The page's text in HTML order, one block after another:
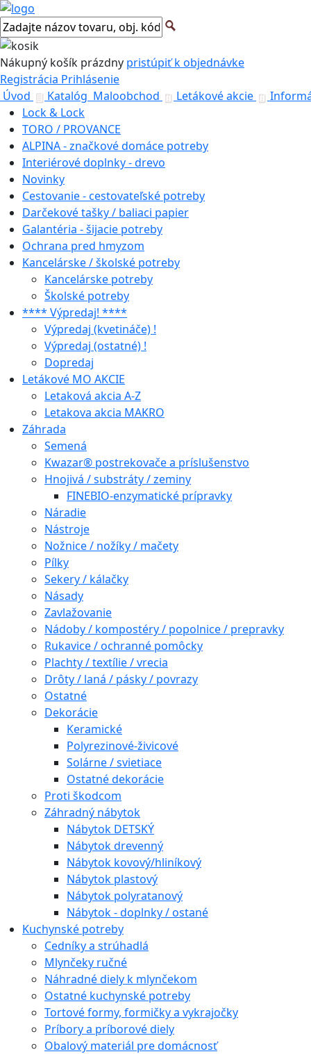
Nákupný košík prázdny pristúpiť k objednávke
Registrácia Prihlásenie
Úvod
Katalóg Maloobchod Letákové akcie
Lock & Lock
TORO / PROVANCE
ALPINA - značkové domáce potreby
Interiérové doplnky - drevo
Novinky
Cestovanie - cestovateľské potreby
Darčekové tašky / baliaci papier
Galantéria - šijacie potreby
Ochrana pred hmyzom
Kancelárske / školské potreby
Kancelárske potreby
Školské potreby
**** Výpredaj! ****
Výpredaj (kvetináče) !
Výpredaj (ostatné) !
Dopredaj
Letákové MO AKCIE
Letaková akcia A-Z
Letakova akcia MAKRO
Záhrada
Semená
Kwazar® postrekovače a príslušenstvo
Hnojivá / substráty / zeminy
FINEBIO-enzymatické prípravky
Náradie
Nástroje
Nožnice / nožíky / mačety
Pílky
Sekery / kálačky
Násady
Zavlažovanie
Nádoby / kompostéry / popolnice / prepravky
Rukavice / ochranné pomôcky
Plachty / textílie / vrecia
Drôty / laná / pásky / povrazy
Ostatné
Dekorácie
Keramické
Polyrezinové-živicové
Solárne / svietiace
Ostatné dekorácie
Proti škodcom
Záhradný nábytok
Nábytok DETSKÝ
Nábytok drevenný
Nábytok kovový/hliníkový
Nábytok plastový
Nábytok polyratanový
Nábytok - doplnky / ostané
Kuchynské potreby
Cedníky a strúhadlá
Mlynčeky ručné
Náhradné diely k mlynčekom
Ostatné kuchynské potreby
Tortové formy, formičky a vykrajočky
Príbory a príborové diely
Obalový materiál pre domácnosť